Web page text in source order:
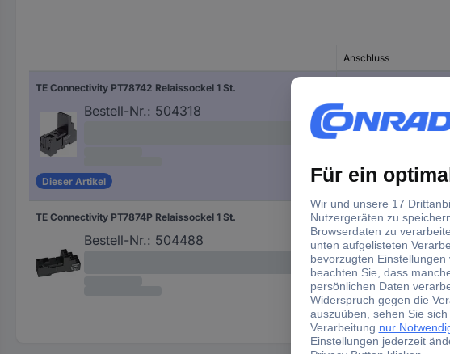
Anschluss
TE Connectivity PT78742 Relaissockel 1 St.
Bestell-Nr.: 504318
Dieser Artikel
TE Connectivity PT7874P Relaissockel 1 St.
Bestell-Nr.: 504488
Klemme